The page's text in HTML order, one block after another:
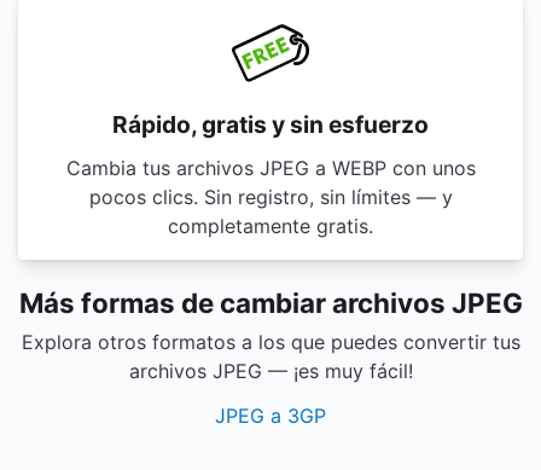
Rápido, gratis y sin esfuerzo
Cambia tus archivos JPEG a WEBP con unos
pocos clics. Sin registro, sin límites — y
completamente gratis.
Más formas de cambiar archivos JPEG
Explora otros formatos a los que puedes convertir tus
archivos JPEG — ¡es muy fácil!
JPEG a 3GP